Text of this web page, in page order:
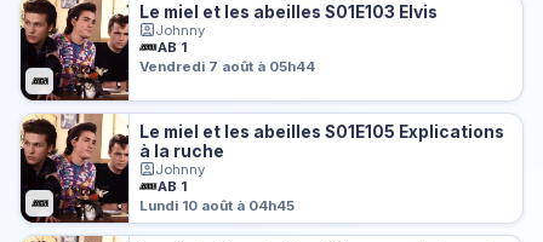
Le miel et les abeilles S01E103 Elvis
Johnny
AB 1
Vendredi 7 août à 05h44
Le miel et les abeilles S01E105 Explications
à la ruche
Johnny
AB 1
Lundi 10 août à 04h45